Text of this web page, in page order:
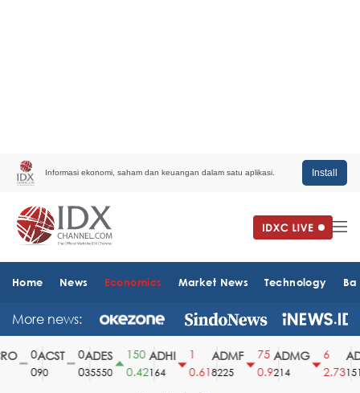
Informasi ekonomi, saham dan keuangan dalam satu aplikasi. Install
Home News Economics Market News Technology
More news:
ACST
90
ADES
35550
150
0.42
ADHI
164
0.61
ADMF
8225
75
0.9
ADMG
214
2.731510